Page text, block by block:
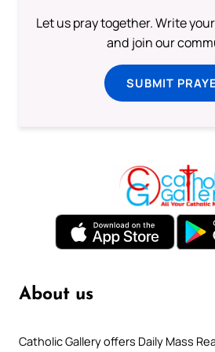
Let us pray together. Write
and join our
SUBMIT
About us
Catholic Gallery offers Daily Mass